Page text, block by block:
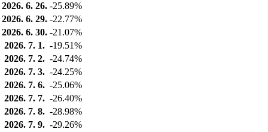
2026. 6. 26. -25.89%
2026. 6. 29. -22.77%
2026. 6. 30. -21.07%
2026. 7. 1. -19.51%
2026. 7. 2. -24.74%
2026. 7. 3. -24.25%
2026. 7. 6. -25.06%
2026. 7. 7. -26.40%
2026. 7. 8. -28.98%
2026. 7. 9. -29.26%